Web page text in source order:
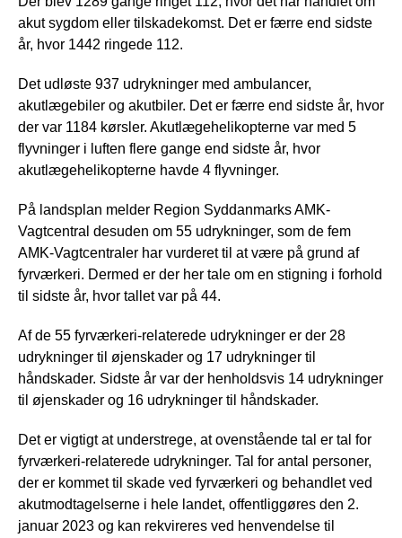
akut sygdom eller tilskadekomst. Det er færre end sidste
år, hvor 1442 ringede 112.
Det udløste 937 udrykninger med ambulancer,
akutlægebiler og akutbiler. Det er færre end sidste år, hvor
der var 1184 kørsler. Akutlægehelikopterne var med 5
flyvninger i luften flere gange end sidste år, hvor
akutlægehelikopterne havde 4 flyvninger.
På landsplan melder Region Syddanmarks AMK-
Vagtcentral desuden om 55 udrykninger, som de fem
AMK-Vagtcentraler har vurderet til at være på grund af
fyrværkeri. Dermed er der her tale om en stigning i forhold
til sidste år, hvor tallet var på 44.
Af de 55 fyrværkeri-relaterede udrykninger er der 28
udrykninger til øjenskader og 17 udrykninger til
håndskader. Sidste år var der henholdsvis 14 udrykninger
til øjenskader og 16 udrykninger til håndskader.
Det er vigtigt at understrege, at ovenstående tal er tal for
fyrværkeri-relaterede udrykninger. Tal for antal personer,
der er kommet til skade ved fyrværkeri og behandlet ved
akutmodtagelserne i hele landet, offentliggøres den 2.
januar 2023 og kan rekvireres ved henvendelse til